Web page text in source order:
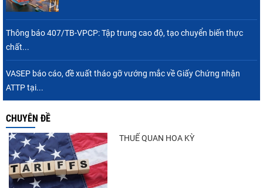
Thông báo 407/TB-VPCP: Tập trung cao độ, tạo chuyển biến thực
chất...
VASEP báo cáo, đề xuất tháo gỡ vướng mắc về Giấy Chứng nhận
ATTP tại...
CHUYÊN ĐỀ
THUẾ QUAN HOA KỲ